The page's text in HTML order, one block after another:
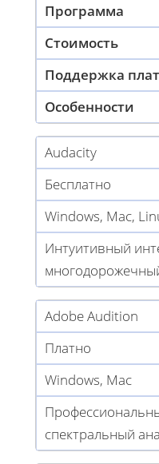
Программа
Стоимость
Поддержка
Особенности
Audacity
Бесплатно
Windows, Mac,
Интуитивный
Adobe Audition
Платно
Windows, Mac
спектральный